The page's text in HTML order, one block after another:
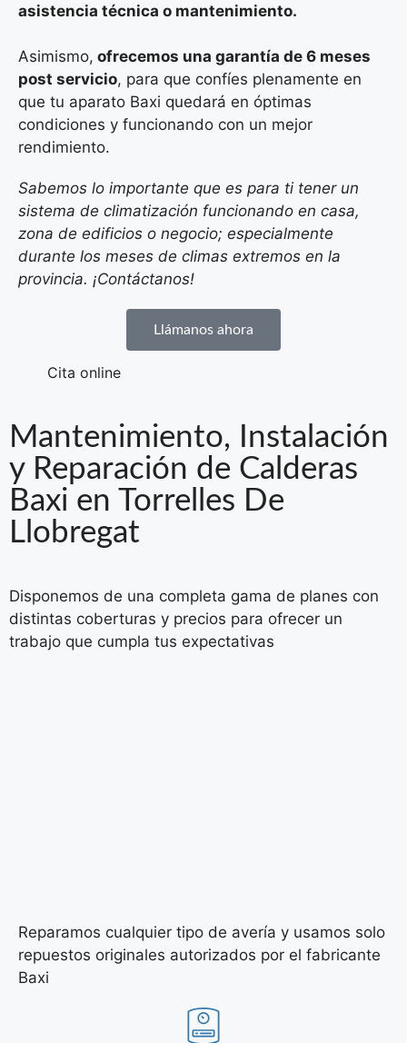
asistencia técnica o mantenimiento.
Asimismo, ofrecemos una garantía de 6 meses
post servicio, para que confíes plenamente en
que tu aparato Baxi quedará en óptimas
condiciones y funcionando con un mejor
rendimiento.
Sabemos lo importante que es para ti tener un
sistema de climatización funcionando en casa,
zona de edificios o negocio; especialmente
durante los meses de climas extremos en la
provincia. ¡Contáctanos!
Llámanos ahora
Cita online
Mantenimiento, Instalación
y Reparación de Calderas
Baxi en Torrelles De
Llobregat
Disponemos de una completa gama de planes con
distintas coberturas y precios para ofrecer un
trabajo que cumpla tus expectativas
Reparamos cualquier tipo de avería y usamos solo
repuestos originales autorizados por el fabricante
Baxi